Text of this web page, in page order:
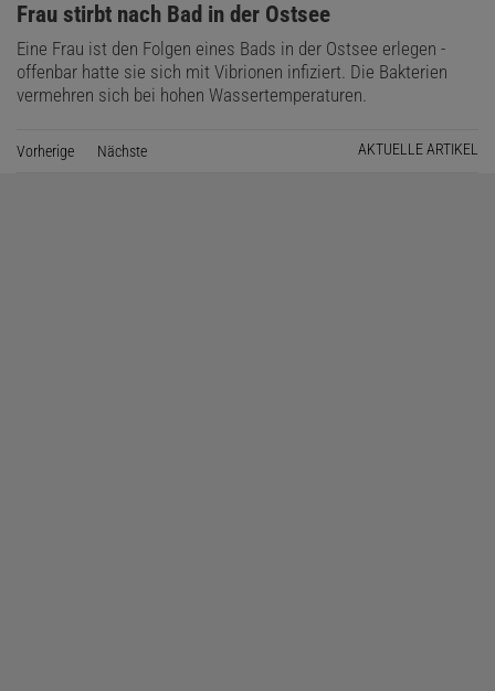
:Frau stirbt nach Bad in der Ostsee
Eine Frau ist den Folgen eines Bads in der Ostsee erlegen -
offenbar hatte sie sich mit Vibrionen infiziert. Die Bakterien
vermehren sich bei hohen Wassertemperaturen.
Vorherige SeiteNächste AKTUELLE ARTIKEL